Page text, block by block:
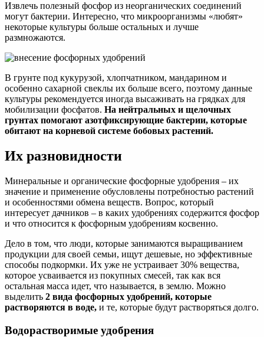
Извлечь полезный фосфор из неорганических соединений
могут бактерии. Интересно, что микроорганизмы «любят»
некоторые культуры больше остальных и лучше
размножаются.
В грунте под кукурузой, хлопчатником, мандарином и
особенно сахарной свеклы их больше всего, поэтому данные
культуры рекомендуется иногда высаживать на грядках для
мобилизации фосфатов. На нейтральных и щелочных
грунтах помогают азотфиксирующие бактерии, которые
обитают на корневой системе бобовых растений.
Их разновидности
Минеральные и органические фосфорные удобрения – их
значение и применение обусловлены потребностью растений
и особенностями обмена веществ. Вопрос, который
интересует дачников – в каких удобрениях содержится фосфор
и что относится к фосфорным удобрениям косвенно.
Дело в том, что люди, которые занимаются выращиванием
продукции для своей семьи, ищут дешевые, но эффективные
способы подкормки. Их уже не устраивает 30% вещества,
которое усваивается из покупных смесей, так как вся
остальная масса идет, что называется, в землю. Можно
выделить 2 вида фосфорных удобрений, которые
растворяются в воде, и те, которые будут растворяться долго.
Водорастворимые удобрения